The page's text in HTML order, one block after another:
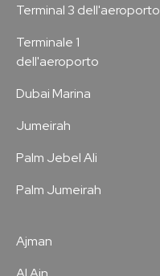
Terminal 3 dell'aeroporto
Terminale 1
dell'aeroporto
Dubai Marina
Jumeirah
Palm Jebel Ali
Palm Jumeirah
Ajman